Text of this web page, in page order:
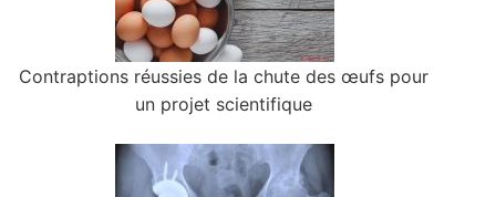
Contraptions réussies de la chute des œufs pour
un projet scientifique